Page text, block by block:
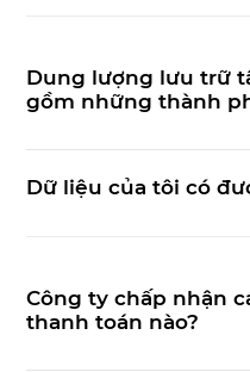
Dung lượng lưu trữ
gồm những thành
Dữ liệu của tôi có
Công ty chấp nhận
thanh toán nào?